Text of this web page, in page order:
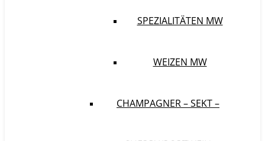
SPEZIALITÄTEN MW
WEIZEN MW
CHAMPAGNER – SEKT –